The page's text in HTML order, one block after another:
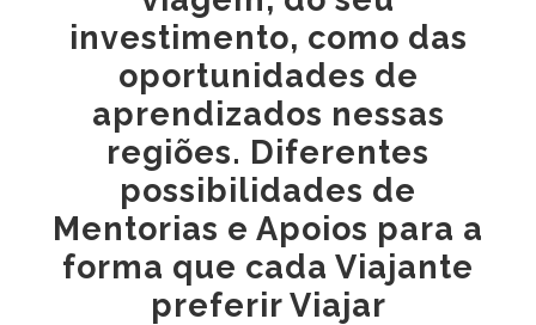
investimento, como das
oportunidades de
aprendizados nessas
regiões. Diferentes
possibilidades de
Mentorias e Apoios para a
forma que cada Viajante
preferir Viajar